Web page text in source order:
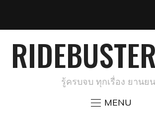
รู้ครบจบ ทุกเรื่อง ยานย
MENU